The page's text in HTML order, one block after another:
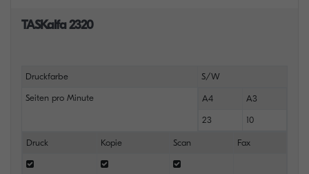
TASKalfa 2320
Druckfarbe S/W
Seiten pro Minute A4 A3
23 10
Druck Kopie Scan Fax